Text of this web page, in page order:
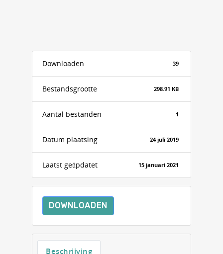
Downloaden 39
Bestandsgrootte 298.91 KB
Aantal bestanden 1
Datum plaatsing 24 juli 2019
Laatst geüpdatet 15 januari 2021
DOWNLOADEN
Beschrijving